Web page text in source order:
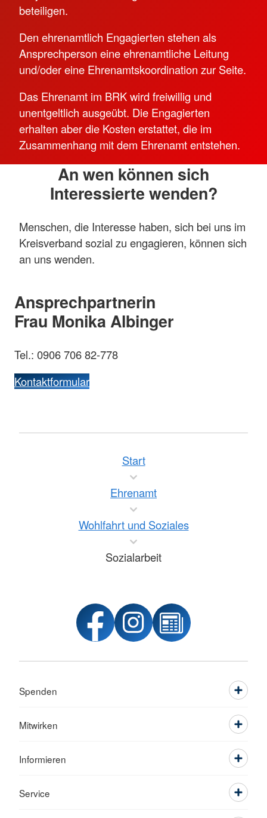
beteiligen.
Den ehrenamtlich Engagierten stehen als
Ansprechperson eine ehrenamtliche Leitung
und/oder eine Ehrenamtskoordination zur Seite.
Das Ehrenamt im BRK wird freiwillig und
unentgeltlich ausgeübt. Die Engagierten
erhalten aber die Kosten erstattet, die im
Zusammenhang mit dem Ehrenamt entstehen.
An wen können sich
Interessierte wenden?
Menschen, die Interesse haben, sich bei uns im
Kreisverband sozial zu engagieren, können sich
an uns wenden.
Ansprechpartnerin
Frau Monika Albinger
Tel.: 0906 706 82-778
Kontaktformular
Start
Ehrenamt
Wohlfahrt und Soziales
Sozialarbeit
Spenden
Mitwirken
Informieren
Service